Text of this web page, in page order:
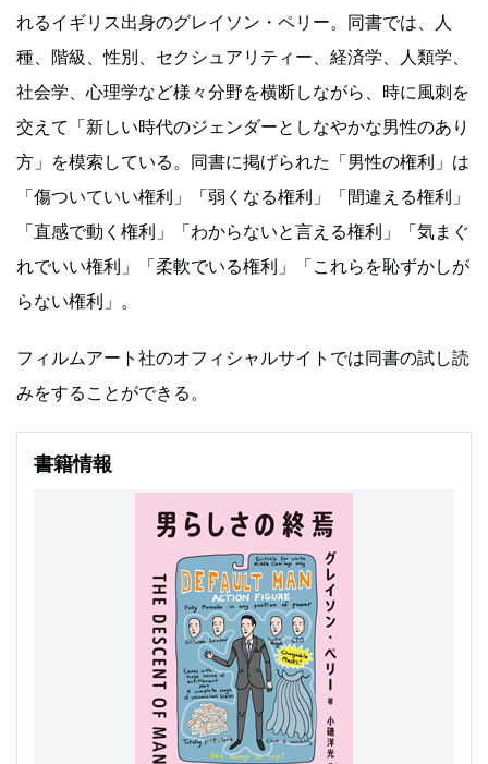
れるイギリス出身のグレイソン・ペリー。同書では、人
種、階級、性別、セクシュアリティー、経済学、人類学、
社会学、心理学など様々分野を横断しながら、時に風刺を
交えて「新しい時代のジェンダーとしなやかな男性のあり
方」を模索している。同書に掲げられた「男性の権利」は
「傷ついていい権利」「弱くなる権利」「間違える権利」
「直感で動く権利」「わからないと言える権利」「気まぐ
れでいい権利」「柔軟でいる権利」「これらを恥ずかしが
らない権利」。
フィルムアート社のオフィシャルサイトでは同書の試し読
みをすることができる。
書籍情報